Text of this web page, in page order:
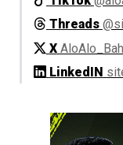
Threads
X
LinkedIN